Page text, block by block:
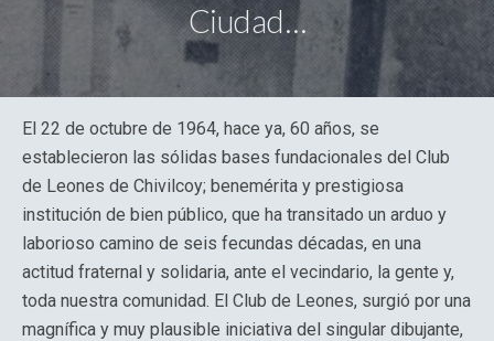
Ciudad…
El 22 de octubre de 1964, hace ya, 60 años, se
establecieron las sólidas bases fundacionales del Club
de Leones de Chivilcoy; benemérita y prestigiosa
institución de bien público, que ha transitado un arduo y
laborioso camino de seis fecundas décadas, en una
actitud fraternal y solidaria, ante el vecindario, la gente y,
toda nuestra comunidad. El Club de Leones, surgió por una
magnífica y muy plausible iniciativa del singular dibujante,